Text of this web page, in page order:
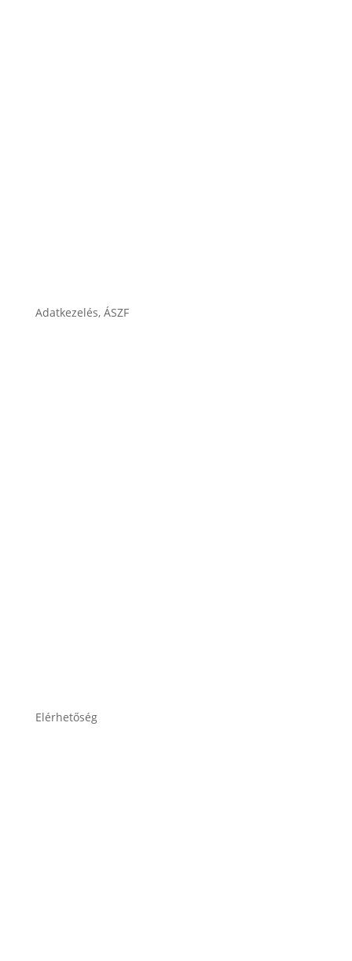
Adatkezelés, ÁSZF
Elérhetőség